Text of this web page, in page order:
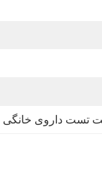
تست داروی خانگی